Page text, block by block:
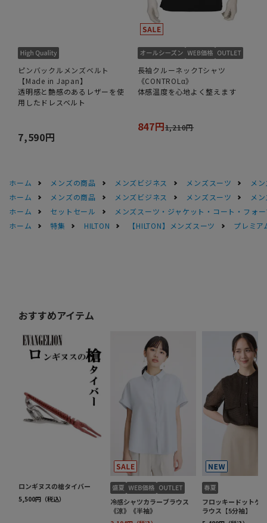
ピンバックルメンズベルト
【Made in Japan】
透明感と艶感のあるレザーを使
用したドレスベルト
7,590円
長袖クルーネックTシャツ
《CONTROLα》
体感温度を心地よく整えます
847円1,210円
ホーム メンズの商品 メンズビジネス メンズスーツ
メ
ホーム
メンズの商品 メンズビジネス メンズスーツ
メ
ホーム
セットセール
メンズスーツ・ジャケット・コート・フォ
ホーム
特集 HILTON 【HILTON】メンズスーツ プレミア